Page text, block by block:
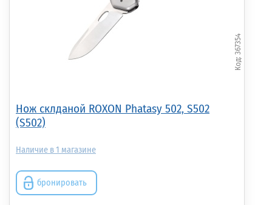
Нож склданой ROXON Phatasy 502, S502
(S502)
367354
1
бронировать